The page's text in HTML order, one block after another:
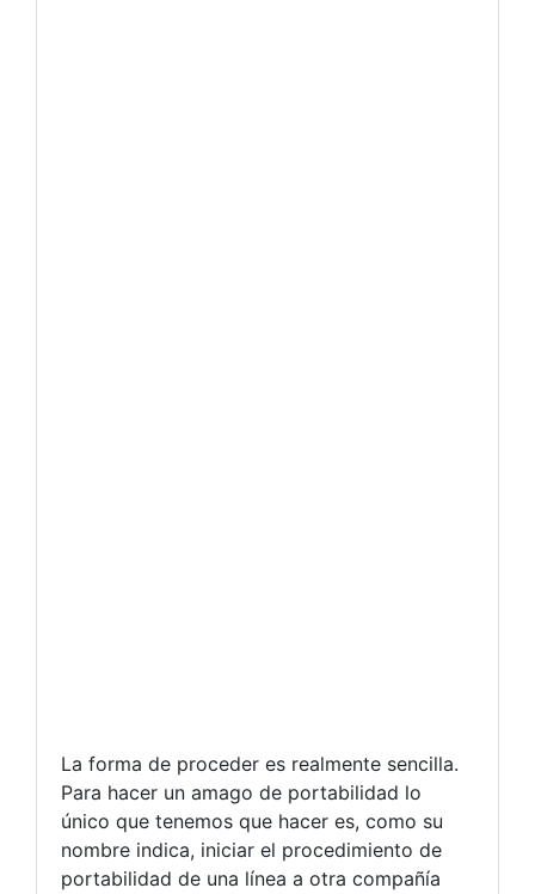
La forma de proceder es realmente sencilla.
Para hacer un amago de portabilidad lo
único que tenemos que hacer es, como su
nombre indica, iniciar el procedimiento de
portabilidad de una línea a otra compañía